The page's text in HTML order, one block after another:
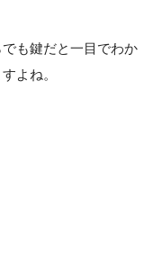
も鍵だと一目でわか
よね。